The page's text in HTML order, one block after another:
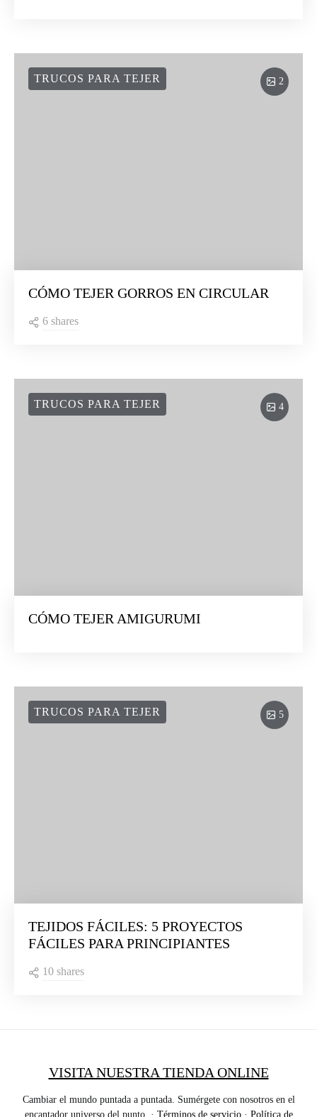
2
TRUCOS PARA TEJER
CÓMO TEJER GORROS EN CIRCULAR
6 shares
4
TRUCOS PARA TEJER
CÓMO TEJER AMIGURUMI
5
TRUCOS PARA TEJER
TEJIDOS FÁCILES: 5 PROYECTOS
FÁCILES PARA PRINCIPIANTES
10 shares
VISITA NUESTRA TIENDA ONLINE
Cambiar el mundo puntada a puntada. Sumérgete con nosotros en el
encantador universo del punto. · Términos de servicio· Política de